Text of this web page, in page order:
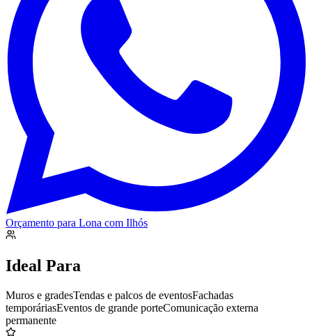
Orçamento para Lona com Ilhós
Ideal Para
Muros e gradesTendas e palcos de eventosFachadas
temporáriasEventos de grande porteComunicação externa
permanente